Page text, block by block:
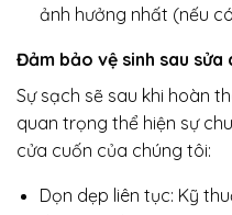
ảnh hưởng nhất (nếu
Đảm bảo vệ sinh sau sửa
Sự sạch sẽ sau khi hoàn
quan trọng thể hiện sự
cửa cuốn của chúng tôi:
Dọn dẹp liên tục: Kỹ